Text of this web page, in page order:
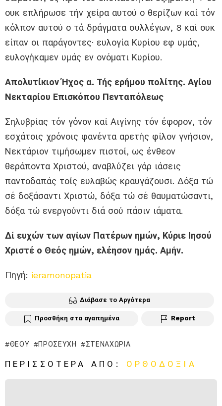
ουκ επλήρωσε τήν χείρα αυτού ο θερίζων καί τόν
κόλπον αυτού ο τά δράγματα συλλέγων, 8 καί ουκ
είπαν οι παράγοντες· ευλογία Κυρίου εφ υμάς,
ευλογήκαμεν υμάς εν ονόματι Κυρίου.
Απολυτίκιον Ήχος α. Τής ερήμου πολίτης. Αγίου
Νεκταρίου Επισκόπου Πενταπόλεως
Σηλυβρίας τόν γόνον καί Αιγίνης τόν έφορον, τόν
εσχάτοις χρόνοις φανέντα αρετής φίλον γνήσιον,
Νεκτάριον τιμήσωμεν πιστοί, ως ένθεον
θεράποντα Χριστού, αναβλύζει γάρ ιάσεις
παντοδαπάς τοίς ευλαβώς κραυγάζουσι. Δόξα τώ
σέ δοξάσαντι Χριστώ, δόξα τώ σέ θαυματώσαντι,
δόξα τώ ενεργούντι διά σού πάσιν ιάματα.
Δί ευχών των αγίων Πατέρων ημών, Κύριε Ιησού
Χριστέ ο Θεός ημών, ελέησον ημάς. Αμήν.
Πηγή: ieramonopatia
Διάβασε το Αργότερα
Προσθήκη στα αγαπημένα Report
ΘΕΟΎ ΠΡΟΣΕΥΧΉ ΣΤΕΝΑΧΏΡΙΑ
ΠΕΡΙΣΣΌΤΕΡΑ ΑΠΌ: ΟΡΘΟΔΟΞΊΑ